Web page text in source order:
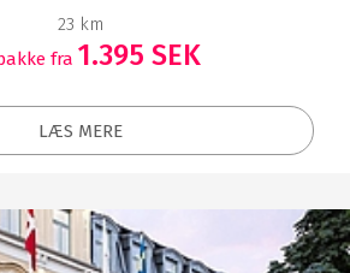
23 km
fra 1.395 SEK
LÆS MERE